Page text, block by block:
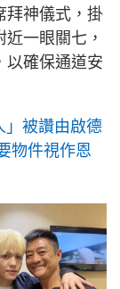
拜神儀式，掛
一眼關七，
以確保通道安
」被讚由啟德
物件視作恩